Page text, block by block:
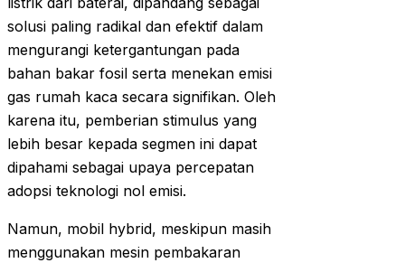
solusi paling radikal dan efektif dalam
mengurangi ketergantungan pada
bahan bakar fosil serta menekan emisi
gas rumah kaca secara signifikan. Oleh
karena itu, pemberian stimulus yang
lebih besar kepada segmen ini dapat
dipahami sebagai upaya percepatan
adopsi teknologi nol emisi.
Namun, mobil hybrid, meskipun masih
menggunakan mesin pembakaran